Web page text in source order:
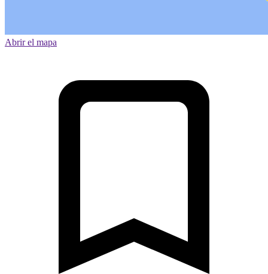
Abrir el mapa